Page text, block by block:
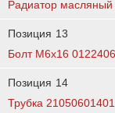
Радиатор масляный
Позиция 13
Болт М6х16
Позиция 14
Трубка 21050601401